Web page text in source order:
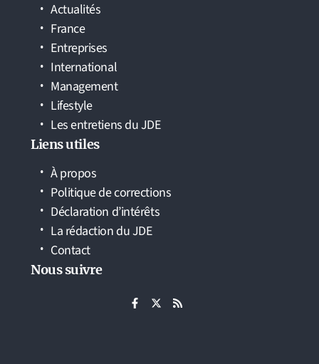
Actualités
France
Entreprises
International
Management
Lifestyle
Les entretiens du JDE
Liens utiles
À propos
Politique de corrections
Déclaration d’intérêts
La rédaction du JDE
Contact
Nous suivre